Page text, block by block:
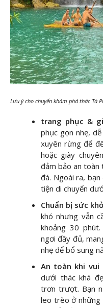
Lưu ý cho chuyến khám phá thác Tà
trang phục &
phục gọn nhẹ,
xuyên rừng để
hoặc giày
đảm bảo an toàn
đá. Ngoài ra,
tiện di chuyển
Chuẩn bị sức
khó nhưng vẫn
khoảng 30
ngơi đầy đủ,
nhẹ để bổ sung
An toàn khi vui
dưới thác khá
trơn trượt. Bạn
leo trèo ở những